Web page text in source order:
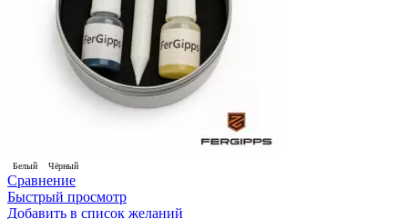
Белый Чёрный
Сравнение
Быстрый просмотр
Добавить в список желаний